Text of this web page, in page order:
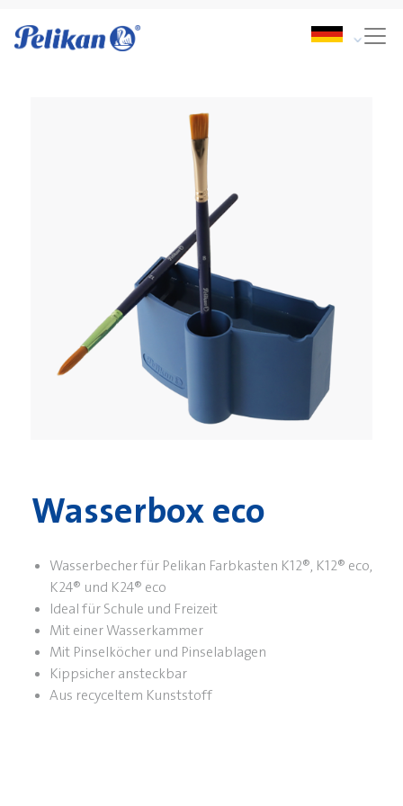
Wasserbox eco
Wasserbecher für Pelikan Farbkasten K12®, K12® eco,
K24® und K24® eco
Ideal für Schule und Freizeit
Mit einer Wasserkammer
Mit Pinselköcher und Pinselablagen
Kippsicher ansteckbar
Aus recyceltem Kunststoff